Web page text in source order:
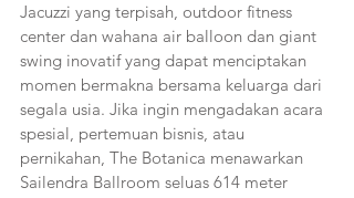
Jacuzzi yang terpisah, outdoor fitness
center dan wahana air balloon dan giant
swing inovatif yang dapat menciptakan
momen bermakna bersama keluarga dari
segala usia. Jika ingin mengadakan acara
spesial, pertemuan bisnis, atau
pernikahan, The Botanica menawarkan
Sailendra Ballroom seluas 614 meter